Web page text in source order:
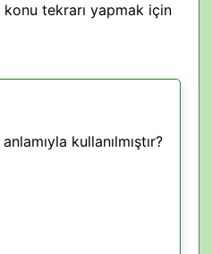
tekrarı yapmak için
kullanılmıştır?